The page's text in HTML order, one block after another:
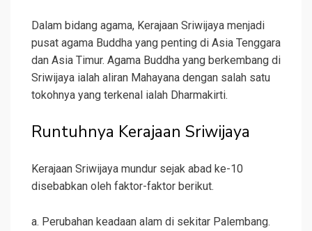
Dalam bidang agama, Kerajaan Sriwijaya menjadi
pusat agama Buddha yang penting di Asia Tenggara
dan Asia Timur. Agama Buddha yang berkembang di
Sriwijaya ialah aliran Mahayana dengan salah satu
tokohnya yang terkenal ialah Dharmakirti.
Runtuhnya Kerajaan Sriwijaya
Kerajaan Sriwijaya mundur sejak abad ke-10
disebabkan oleh faktor-faktor berikut.
a. Perubahan keadaan alam di sekitar Palembang.